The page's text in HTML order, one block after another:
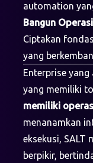
automation
Bangun
Ciptakan
yang
Enterprise yang
yang memiliki
memiliki
menanamkan
eksekusi, SALT
berpikir,